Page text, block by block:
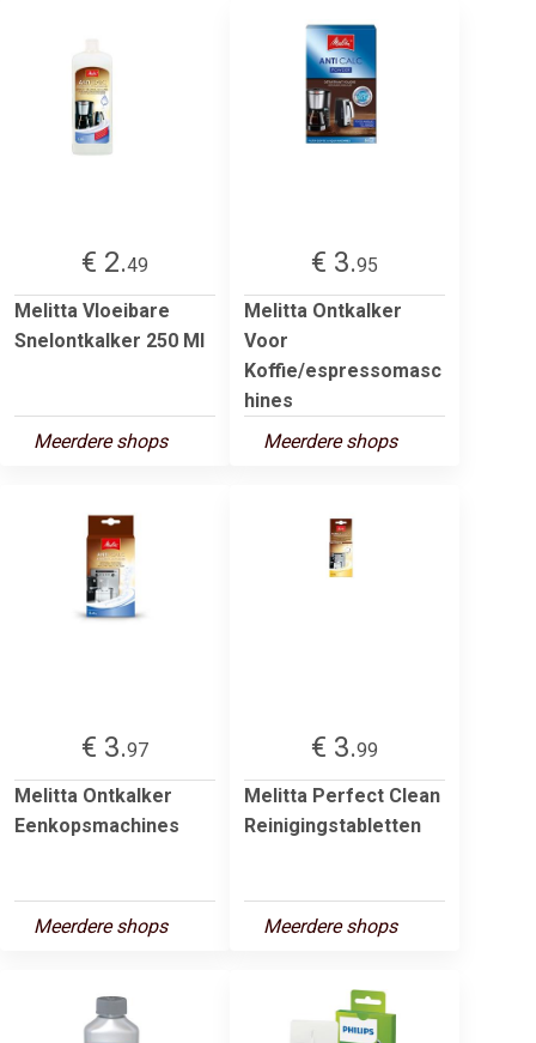
€ 2.49
Melitta Vloeibare
Snelontkalker 250 Ml
Meerdere shops
€ 3.95
Melitta Ontkalker
Voor
Koffie/espressomasc
hines
Meerdere shops
€ 3.97
Melitta Ontkalker
Eenkopsmachines
Meerdere shops
€ 3.99
Melitta Perfect Clean
Reinigingstabletten
Meerdere shops